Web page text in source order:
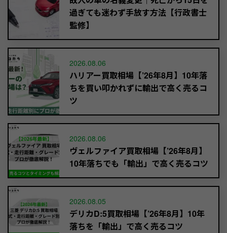
過ぎても迷わず手放す方法【行政書士
監修】
2026.08.06
ハリアー買取相場【’26年8月】10年落
ちを買い叩かれずに輸出で高く売るコ
ツ
2026.08.06
ヴェルファイア買取相場【’26年8月】
10年落ちでも「輸出」で高く売るコツ
2026.08.05
デリカD:5買取相場【’26年8月】10年
落ちを「輸出」で高く売るコツ